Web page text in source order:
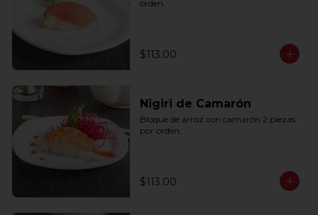
orden.
$113.00
Nigiri de Camarón
Bloque de arroz con camarón 2 piezas
por orden.
$113.00